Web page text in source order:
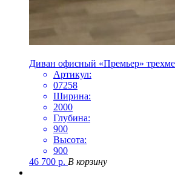
Диван офисный «Премьер»
Артикул:
07258
Ширина:
2000
Глубина:
900
Высота:
900
46 700 р. В корзину